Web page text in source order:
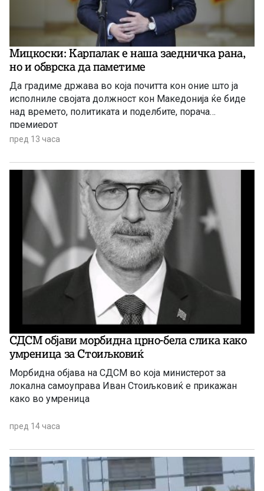
Мицкоски: Карпалак е наша заедничка рана,
но и обврска да паметиме
Да градиме држава во која почитта кон оние што ја
исполниле својата должност кон Македонија ќе биде
над времето, политиката и поделбите, порача
премиерот
пред 13 часа
СДСМ објави морбидна црно-бела слика како
умреница за Стоиљковиќ
Морбидна објава на СДСМ во која министерот за
локална самоуправа Иван Стоиљковиќ е прикажан
како во умреница
пред 14 часа